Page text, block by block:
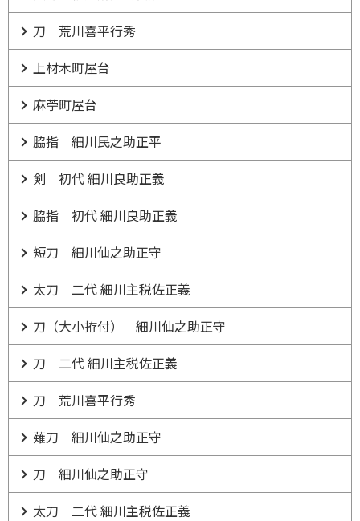
刀 荒川喜平行秀
上材木町屋台
麻苧町屋台
脇指 細川民之助正平
剣 初代 細川良助正義
脇指 初代 細川良助正義
短刀 細川仙之助正守
太刀 二代 細川主税佐正義
刀（大小拵付） 細川仙之助正守
刀 二代 細川主税佐正義
刀 荒川喜平行秀
薙刀 細川仙之助正守
刀 細川仙之助正守
太刀 二代 細川主税佐正義